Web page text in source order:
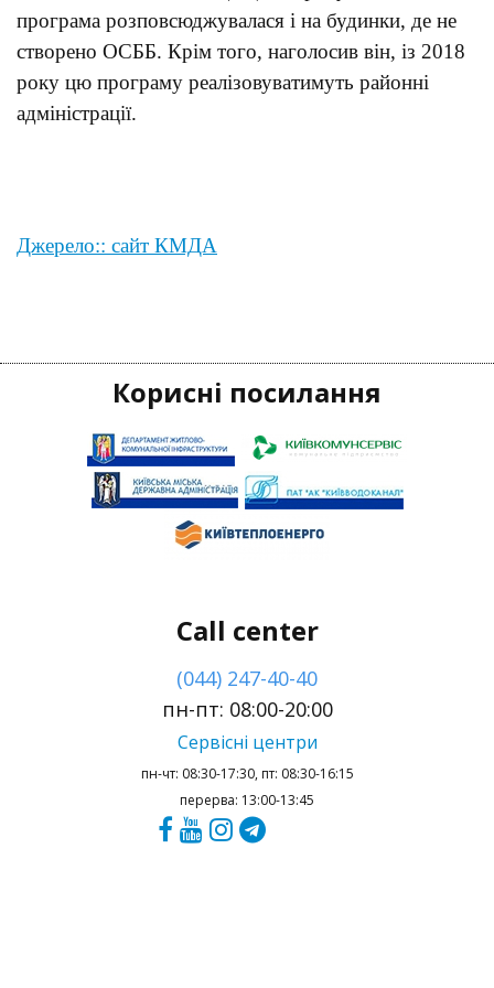
програма розповсюджувалася і на будинки, де не
створено ОСББ. Крім того, наголосив він, із 2018
року цю програму реалізовуватимуть районні
адміністрації.
Джерело:: сайт КМДА
Корисні посилання
Call center
(044) 247-40-40
пн-пт: 08:00-20:00
Сервісні центри
пн-чт: 08:30-17:30, пт: 08:30-16:15
перерва: 13:00-13:45